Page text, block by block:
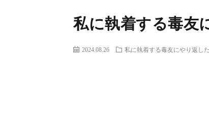
私に執着する毒友
2024.08.26 私に執着する毒友にやり返し